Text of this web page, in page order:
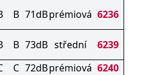
B 71dBprémiová 6236
B 73dB střední
6239
C 72dBprémiová 6240